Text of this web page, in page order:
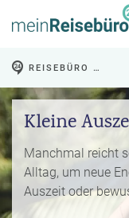
REISEBÜRO VOR ORT
Kleine
Manchmal reicht
Alltag, um neue
Auszeit oder